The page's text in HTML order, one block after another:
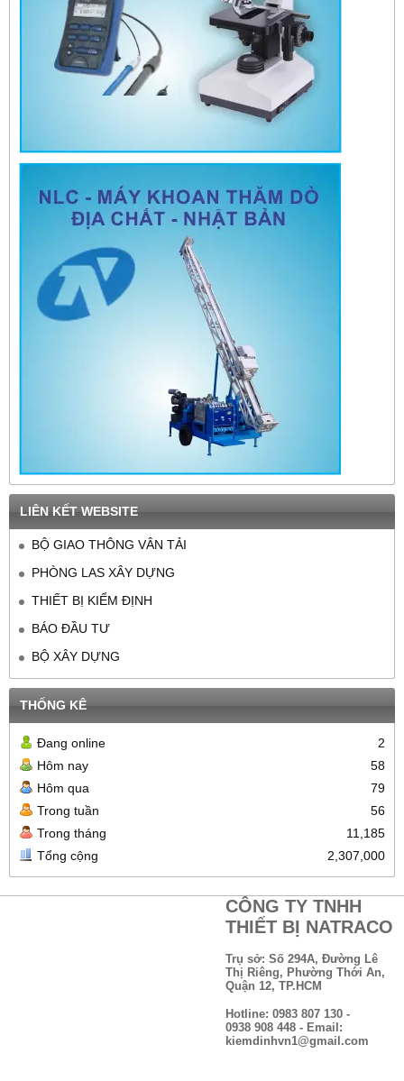
LIÊN KẾT WEBSITE
BỘ GIAO THÔNG VÂN TẢI
PHÒNG LAS XÂY DỰNG
THIẾT BỊ KIỂM ĐỊNH
BÁO ĐẦU TƯ
BỘ XÂY DỰNG
THỐNG KÊ
Đang online
2
Hôm nay
58
Hôm qua
79
Trong tuần
56
Trong tháng
11,185
Tổng cộng
2,307,000
CÔNG TY TNHH
THIẾT BỊ NATRACO
Trụ sở: Số 294A, Đường Lê
Thị Riêng, Phường Thới An,
Quận 12, TP.HCM
Hotline: 0983 807 130 -
0938 908 448 - Email:
kiemdinhvn1@gmail.com